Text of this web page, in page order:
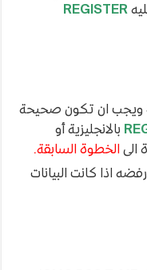
REGISTER
المدخلة ويجب ان تكون صحيحة
بالانجليزية أو
الى الخطوة السابقة.
اذا كانت البيانات